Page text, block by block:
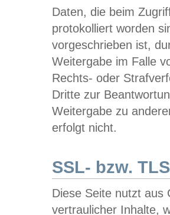
Daten, die beim
protokolliert worden
vorgeschrieben ist,
Weitergabe im Falle
Rechts- oder
Dritte zur
Weitergabe zu
erfolgt nicht.
SSL- bzw.
Diese Seite nutzt aus
vertraulicher Inhalte,